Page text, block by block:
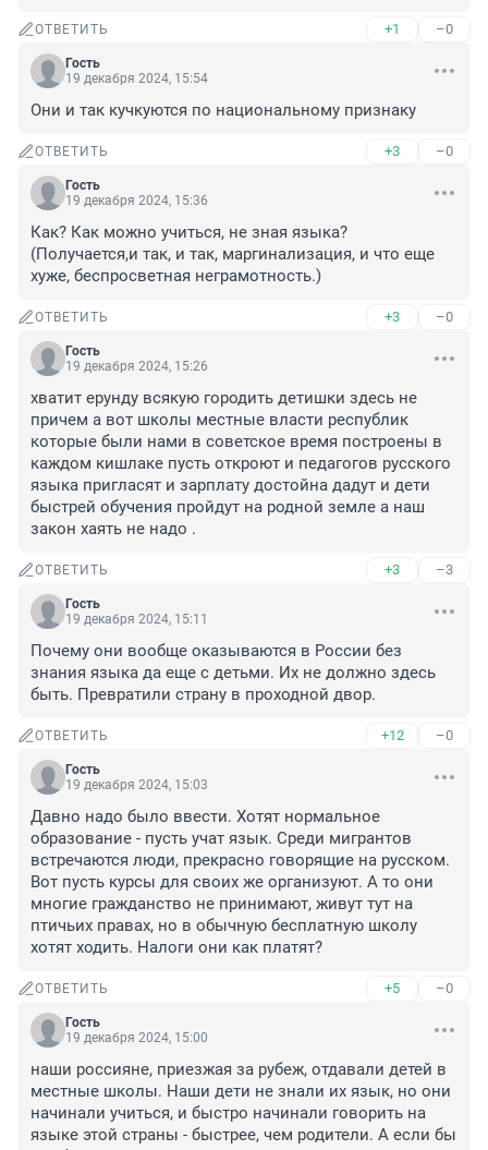
ОТВЕТИТЬ +1 –0
Гость
19 декабря 2024, 15:54
Они и так кучкуются по национальному признаку
ОТВЕТИТЬ +3 –0
Гость
19 декабря 2024, 15:36
Как? Как можно учиться, не зная языка?
(Получается,и так, и так, маргинализация, и что еще
хуже, беспросветная неграмотность.)
ОТВЕТИТЬ +3 –0
Гость
19 декабря 2024, 15:26
хватит ерунду всякую городить детишки здесь не
причем а вот школы местные власти республик
которые были нами в советское время построены в
каждом кишлаке пусть откроют и педагогов русского
языка пригласят и зарплату достойна дадут и дети
быстрей обучения пройдут на родной земле а наш
закон хаять не надо .
ОТВЕТИТЬ +3 –3
Гость
19 декабря 2024, 15:11
Почему они вообще оказываются в России без
знания языка да еще с детьми. Их не должно здесь
быть. Превратили страну в проходной двор.
ОТВЕТИТЬ +12 –0
Гость
19 декабря 2024, 15:03
Давно надо было ввести. Хотят нормальное
образование - пусть учат язык. Среди мигрантов
встречаются люди, прекрасно говорящие на русском.
Вот пусть курсы для своих же организуют. А то они
многие гражданство не принимают, живут тут на
птичьих правах, но в обычную бесплатную школу
хотят ходить. Налоги они как платят?
ОТВЕТИТЬ +5 –0
Гость
19 декабря 2024, 15:00
наши россияне, приезжая за рубеж, отдавали детей в
местные школы. Наши дети не знали их язык, но они
начинали учиться, и быстро начинали говорить на
языке этой страны - быстрее, чем родители. А если бы